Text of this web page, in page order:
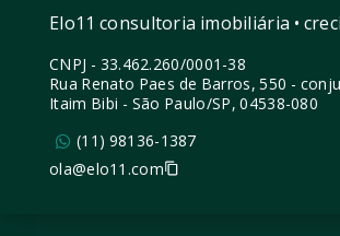
Elo11 consultoria imobiliária •
CNPJ - 33.462.260/0001-38
Rua Renato Paes de Barros, 550 -
Itaim Bibi - São Paulo/SP, 04538-080
(11) 98136-1387
ola@elo11.com